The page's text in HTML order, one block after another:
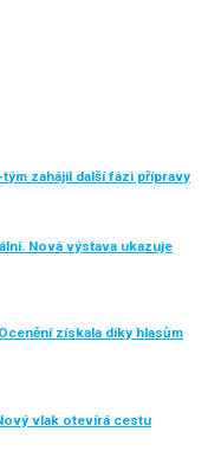
zahájil další fázi přípravy
Nová výstava ukazuje
získala díky hlasům
vlak otevírá cestu